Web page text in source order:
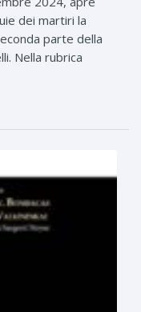
dei martiri la
parte della
Nella rubrica